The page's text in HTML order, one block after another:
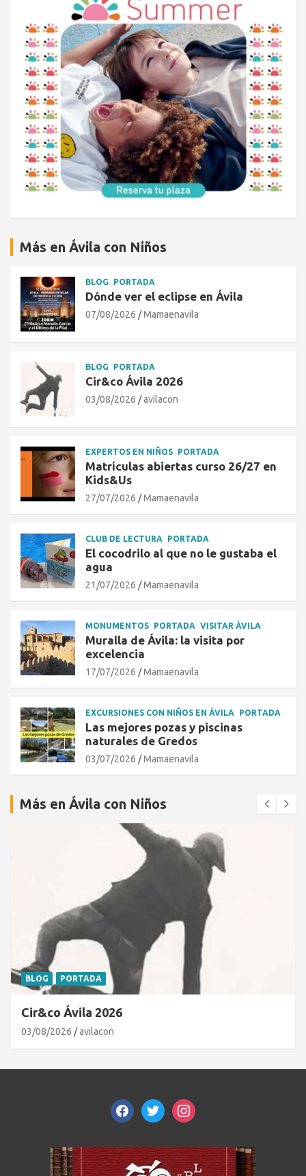
Más en Ávila con Niños
BLOG PORTADA
Dónde ver el eclipse en Ávila
07/08/2026 Mamaenavila
BLOG PORTADA
Cir&co Ávila 2026
03/08/2026 avilacon
EXPERTOS EN NIÑOS PORTADA
Matrículas abiertas curso 26/27 en
Kids&Us
27/07/2026 Mamaenavila
CLUB DE LECTURA PORTADA
El cocodrilo al que no le gustaba el
agua
21/07/2026 Mamaenavila
MONUMENTOS PORTADA VISITAR ÁVILA
Muralla de Ávila: la visita por
excelencia
17/07/2026 Mamaenavila
EXCURSIONES CON NIÑOS EN ÁVILA PORTADA
Las mejores pozas y piscinas
naturales de Gredos
03/07/2026 Mamaenavila
Más en Ávila con Niños
BLOG PORTADA
Cir&co Ávila 2026
03/08/2026 avilacon
facebooktwitterinstagram